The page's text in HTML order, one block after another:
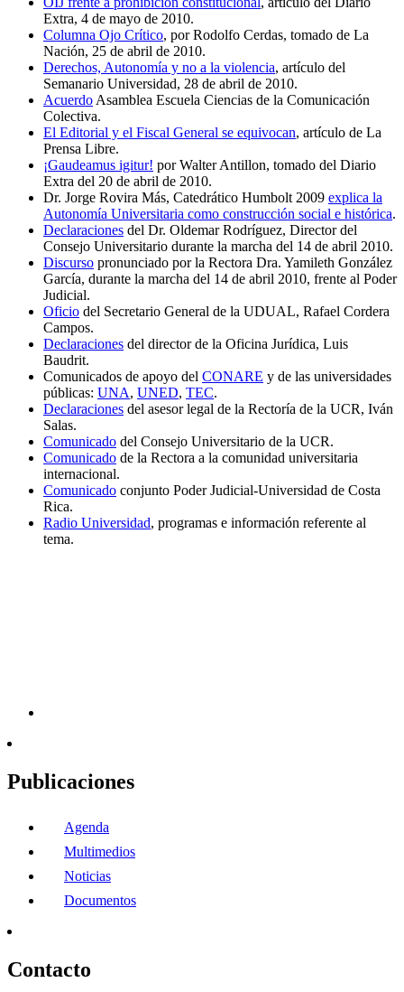
Extra, 4 de mayo de 2010.
Columna Ojo Crítico, por Rodolfo Cerdas, tomado de La
Nación, 25 de abril de 2010.
Derechos, Autonomía y no a la violencia, artículo del
Semanario Universidad, 28 de abril de 2010.
Acuerdo Asamblea Escuela Ciencias de la Comunicación
Colectiva.
El Editorial y el Fiscal General se equivocan, artículo de La
Prensa Libre.
¡Gaudeamus igitur! por Walter Antillon, tomado del Diario
Extra del 20 de abril de 2010.
Dr. Jorge Rovira Más, Catedrático Humbolt 2009 explica la
Autonomía Universitaria como construcción social e histórica.
Declaraciones del Dr. Oldemar Rodríguez, Director del
Consejo Universitario durante la marcha del 14 de abril 2010.
Discurso pronunciado por la Rectora Dra. Yamileth González
García, durante la marcha del 14 de abril 2010, frente al Poder
Judicial.
Oficio del Secretario General de la UDUAL, Rafael Cordera
Campos.
Declaraciones del director de la Oficina Jurídica, Luis
Baudrit.
Comunicados de apoyo del CONARE y de las universidades
públicas: UNA, UNED, TEC.
Declaraciones del asesor legal de la Rectoría de la UCR, Iván
Salas.
Comunicado del Consejo Universitario de la UCR.
Comunicado de la Rectora a la comunidad universitaria
internacional.
Comunicado conjunto Poder Judicial-Universidad de Costa
Rica.
Radio Universidad, programas e información referente al
tema.
Publicaciones
Agenda
Multimedios
Noticias
Documentos
Contacto